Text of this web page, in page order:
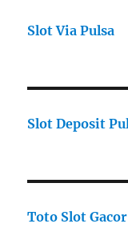
Slot Via Pulsa
Slot Deposit
Toto Slot Gacor